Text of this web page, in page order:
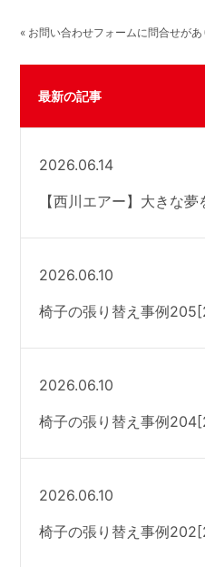
« お問い合わせフォームに問合せがあ
最新の記事
2026.06.14
【西川エアー】大きな
2026.06.10
椅子の張り替え事例
2026.06.10
椅子の張り替え事例
2026.06.10
椅子の張り替え事例